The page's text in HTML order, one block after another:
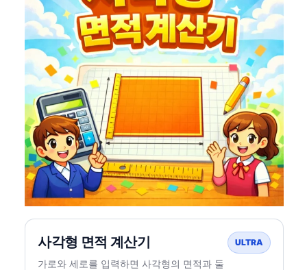
사각형 면적 계산기
가로와 세로를 입력하면 사각형의 면적과 둘
ULTRA